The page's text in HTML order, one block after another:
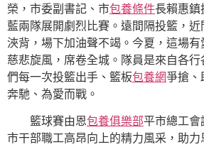
榮，市委副書記、市包養條件長賴惠鎮
藍兩隊展開劇烈比賽。遠間隔投籃，
浹背，場下加油聲不竭。今夏，這場
慈悲旋風，席卷全城。隊員是來自各
們每一次投籃出手、籃板包養網爭搶、
奔馳、為愛而戰。
籃球賽由恩包養俱樂部平市總工會
市干部職工高昂向上的精力風采，助力